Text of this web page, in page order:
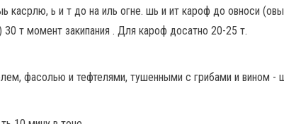
касрлю, ь и т до на иль огне. шь и ит кароф до овноси (овы
т момент закипания . Для кароф досатно 20-25 т.